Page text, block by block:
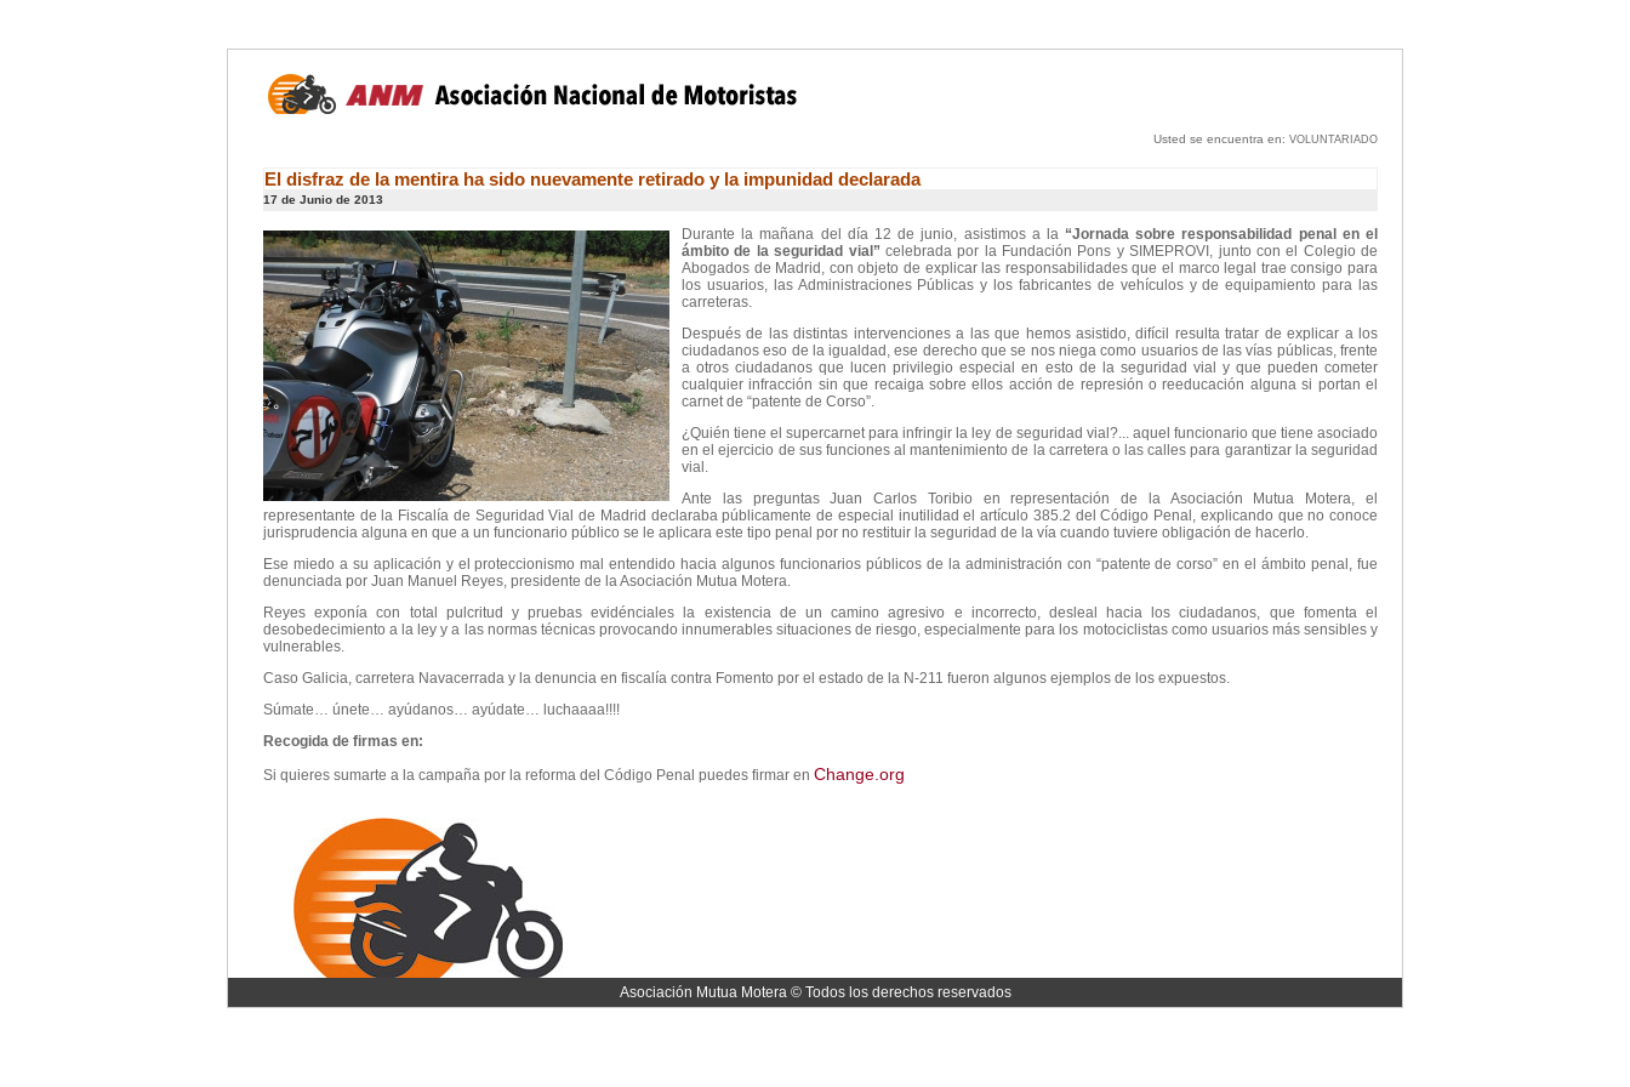
Usted se encuentra en: VOLUNTARIADO
El disfraz de la mentira ha sido nuevamente retirado y la impunidad declarada
17 de Junio de 2013
Durante la mañana del día 12 de junio, asistimos a la “Jornada sobre responsabilidad penal en el
ámbito de la seguridad vial” celebrada por la Fundación Pons y SIMEPROVI, junto con el Colegio de
Abogados de Madrid, con objeto de explicar las responsabilidades que el marco legal trae consigo para
los usuarios, las Administraciones Públicas y los fabricantes de vehículos y de equipamiento para las
carreteras.
Después de las distintas intervenciones a las que hemos asistido, difícil resulta tratar de explicar a los
ciudadanos eso de la igualdad, ese derecho que se nos niega como usuarios de las vías públicas, frente
a otros ciudadanos que lucen privilegio especial en esto de la seguridad vial y que pueden cometer
cualquier infracción sin que recaiga sobre ellos acción de represión o reeducación alguna si portan el
carnet de “patente de Corso”.
¿Quién tiene el supercarnet para infringir la ley de seguridad vial?... aquel funcionario que tiene asociado
en el ejercicio de sus funciones al mantenimiento de la carretera o las calles para garantizar la seguridad
vial.
Ante las preguntas Juan Carlos Toribio en representación de la Asociación Mutua Motera, el
representante de la Fiscalía de Seguridad Vial de Madrid declaraba públicamente de especial inutilidad el artículo 385.2 del Código Penal, explicando que no conoce
jurisprudencia alguna en que a un funcionario público se le aplicara este tipo penal por no restituir la seguridad de la vía cuando tuviere obligación de hacerlo.
Ese miedo a su aplicación y el proteccionismo mal entendido hacia algunos funcionarios públicos de la administración con “patente de corso” en el ámbito penal, fue
denunciada por Juan Manuel Reyes, presidente de la Asociación Mutua Motera.
Reyes exponía con total pulcritud y pruebas evidénciales la existencia de un camino agresivo e incorrecto, desleal hacia los ciudadanos, que fomenta el
desobedecimiento a la ley y a las normas técnicas provocando innumerables situaciones de riesgo, especialmente para los motociclistas como usuarios más sensibles y
vulnerables.
Caso Galicia, carretera Navacerrada y la denuncia en fiscalía contra Fomento por el estado de la N-211 fueron algunos ejemplos de los expuestos.
Súmate… únete… ayúdanos… ayúdate… luchaaaa!!!!
Recogida de firmas en:
Si quieres sumarte a la campaña por la reforma del Código Penal puedes firmar en Change.org
Asociación Mutua Motera © Todos los derechos reservados